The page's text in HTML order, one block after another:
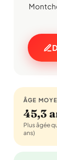
ÂGE
45,3
Plus âgée
ans)